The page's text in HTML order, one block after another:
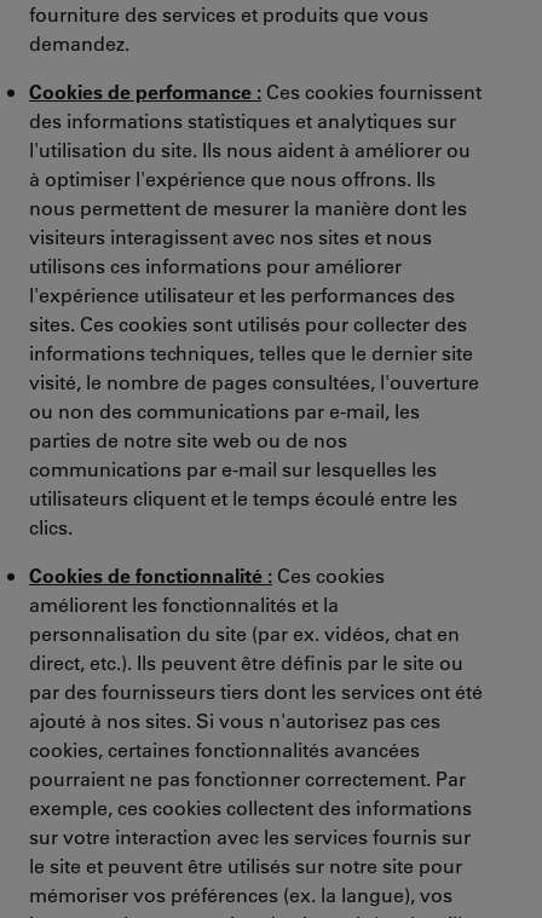
fourniture des services et produits que vous
demandez.
Cookies de performance : Ces cookies fournissent
des informations statistiques et analytiques sur
l'utilisation du site. Ils nous aident à améliorer ou
à optimiser l'expérience que nous offrons. Ils
nous permettent de mesurer la manière dont les
visiteurs interagissent avec nos sites et nous
utilisons ces informations pour améliorer
l'expérience utilisateur et les performances des
sites. Ces cookies sont utilisés pour collecter des
informations techniques, telles que le dernier site
visité, le nombre de pages consultées, l'ouverture
ou non des communications par e-mail, les
parties de notre site web ou de nos
communications par e-mail sur lesquelles les
utilisateurs cliquent et le temps écoulé entre les
clics.
Cookies de fonctionnalité : Ces cookies
améliorent les fonctionnalités et la
personnalisation du site (par ex. vidéos, chat en
direct, etc.). Ils peuvent être définis par le site ou
par des fournisseurs tiers dont les services ont été
ajouté à nos sites. Si vous n'autorisez pas ces
cookies, certaines fonctionnalités avancées
pourraient ne pas fonctionner correctement. Par
exemple, ces cookies collectent des informations
sur votre interaction avec les services fournis sur
le site et peuvent être utilisés sur notre site pour
mémoriser vos préférences (ex. la langue), vos